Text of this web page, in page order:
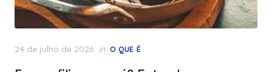
Posted
24 de julho de 2026 in O QUE É